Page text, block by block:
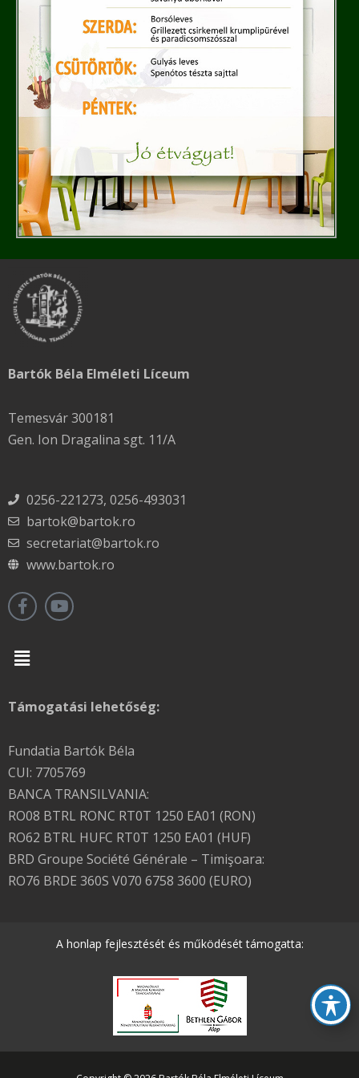
Bartók Béla Elméleti Líceum
Temesvár 300181
Gen. Ion Dragalina sgt. 11/A
0256-221273, 0256-493031
bartok@bartok.ro
secretariat@bartok.ro
www.bartok.ro
Menu
Támogatási lehetőség:
Fundatia Bartók Béla
CUI: 7705769
BANCA TRANSILVANIA:
RO08 BTRL RONC RT0T 1250 EA01 (RON)
RO62 BTRL HUFC RT0T 1250 EA01 (HUF)
BRD Groupe Société Générale – Timişoara:
RO76 BRDE 360S V070 6758 3600 (EURO)
A honlap fejlesztését és működését támogatta: